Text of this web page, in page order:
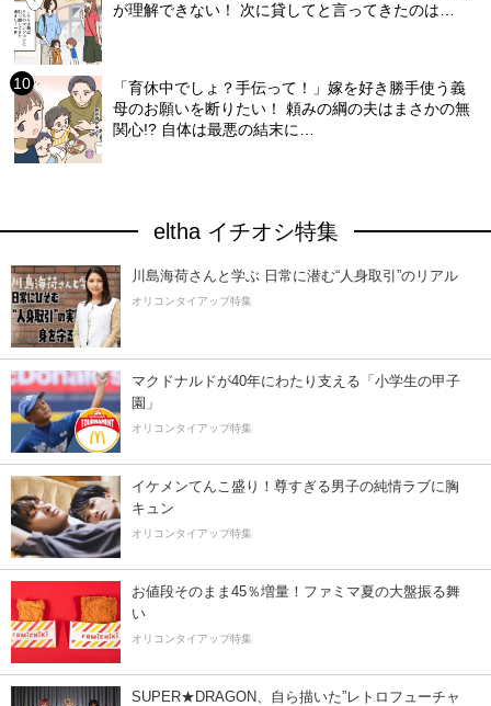
が理解できない！ 次に貸してと言ってきたのは…
「育休中でしょ？手伝って！」嫁を好き勝手使う義
母のお願いを断りたい！ 頼みの綱の夫はまさかの無
関心!? 自体は最悪の結末に…
eltha イチオシ特集
川島海荷さんと学ぶ 日常に潜む“人身取引”のリアル
オリコンタイアップ特集
マクドナルドが40年にわたり支える「小学生の甲子
園」
オリコンタイアップ特集
イケメンてんこ盛り！尊すぎる男子の純情ラブに胸
キュン
オリコンタイアップ特集
お値段そのまま45％増量！ファミマ夏の大盤振る舞
い
オリコンタイアップ特集
SUPER★DRAGON、自ら描いた”レトロフューチャ